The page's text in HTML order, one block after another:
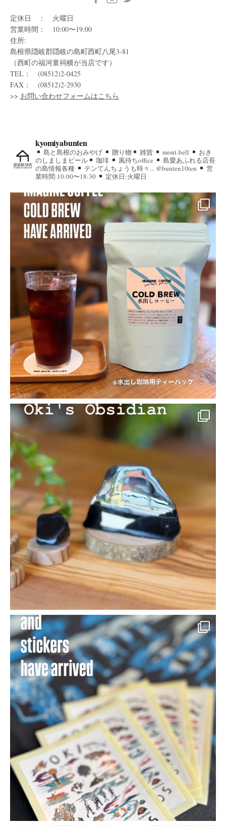
定休日 ： 火曜日
営業時間： 10:00〜19:00
住所:
島根県隠岐郡隠岐の島町西町八尾3-81
（西町の福河童祠横が当店です）
TEL： (08512)2-0425
FAX： (08512)2-2930
>> お問い合わせフォームはこちら
kyomiyabunten
島と島根のおみやげ 贈り物 雑貨 mont-bell
おき
のしましまビール
珈琲 風待ちoffice
島愛あふれる店長
の島情報各種
テンてんちょうも時々... @bunten10ten
営
業時間:10:00〜18:30
定休日:火曜日